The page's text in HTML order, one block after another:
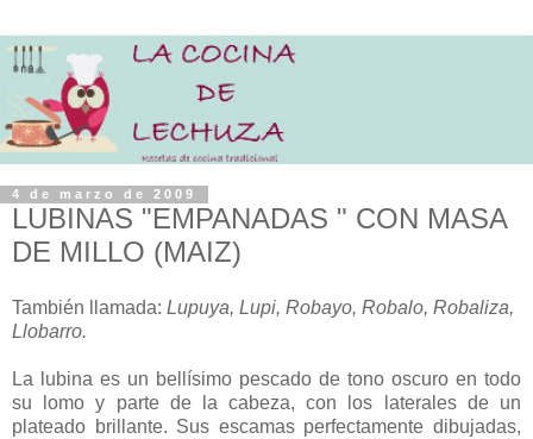
4 de marzo de 2009
LUBINAS "EMPANADAS " CON MASA
DE MILLO (MAIZ)
También llamada: Lupuya, Lupi, Robayo, Robalo, Robaliza,
Llobarro.
La lubina es un bellísimo pescado de tono oscuro en todo
su lomo y parte de la cabeza, con los laterales de un
plateado brillante. Sus escamas perfectamente dibujadas,